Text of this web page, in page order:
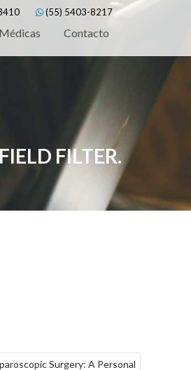
(55) 5403-8217
Contacto
FILTER.
Surgery: A Personal